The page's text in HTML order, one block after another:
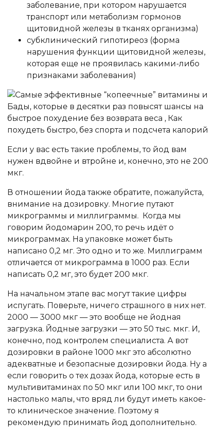
заболевание, при котором нарушается
транспорт или метаболизм гормонов
щитовидной железы в тканях организма)
субклинический гипотиреоз (форма
нарушения функции щитовидной железы,
которая еще не проявилась какими-либо
признаками заболевания)
Если у вас есть такие проблемы, то йод вам
нужен вдвойне и втройне и, конечно, это не 200
мкг.
В отношении йода также обратите, пожалуйста,
внимание на дозировку. Многие путают
микрограммы и миллиграммы. Когда мы
говорим йодомарин 200, то речь идёт о
микрограммах. На упаковке может быть
написано 0,2 мг. Это одно и то же. Миллиграмм
отличается от микрограмма в 1000 раз. Если
написать 0,2 мг, это будет 200 мкг.
На начальном этапе вас могут такие цифры
испугать. Поверьте, ничего страшного в них нет.
2000 — 3000 мкг — это вообще не йодная
загрузка. Йодные загрузки — это 50 тыс. мкг. И,
конечно, под контролем специалиста. А вот
дозировки в районе 1000 мкг это абсолютно
адекватные и безопасные дозировки йода. Ну а
если говорить о тех дозах йода, которые есть в
мультивитаминах по 50 мкг или 100 мкг, то они
настолько малы, что вряд ли будут иметь какое-
то клиническое значение. Поэтому я
рекомендую принимать йод дополнительно.